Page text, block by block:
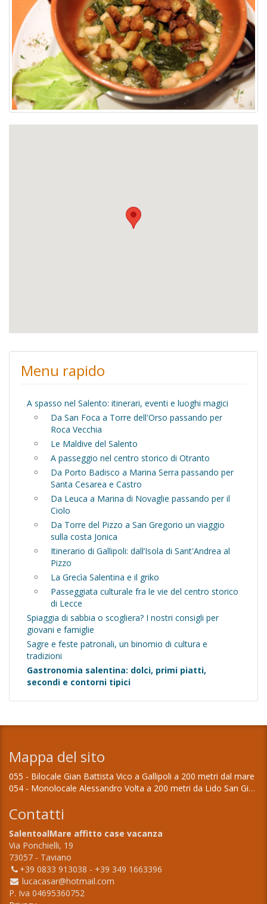
Menu rapido
A spasso nel Salento: itinerari, eventi e luoghi magici
Da San Foca a Torre dell'Orso passando per
Roca Vecchia
Le Maldive del Salento
A passeggio nel centro storico di Otranto
Da Porto Badisco a Marina Serra passando per
Santa Cesarea e Castro
Da Leuca a Marina di Novaglie passando per il
Ciolo
Da Torre del Pizzo a San Gregorio un viaggio
sulla costa Jonica
Itinerario di Gallipoli: dall’Isola di Sant'Andrea al
Pizzo
La Grecìa Salentina e il griko
Passeggiata culturale fra le vie del centro storico
di Lecce
Spiaggia di sabbia o scogliera? I nostri consigli per
giovani e famiglie
Sagre e feste patronali, un binomio di cultura e
tradizioni
Gastronomia salentina: dolci, primi piatti,
secondi e contorni tipici
Mappa del sito
055 - Bilocale Gian Battista Vico a Gallipoli a 200 metri dal mare
054 - Monolocale Alessandro Volta a 200 metri da Lido San Giovanni a Gallipoli
Contatti
SalentoalMare affitto case vacanza
Via Ponchielli, 19
73057 - Taviano
+39 0833 913038 - +39 349 1663396
lucacasar@hotmail.com
P. Iva 04695360752